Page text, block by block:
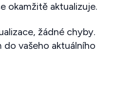
okamžitě aktualizuje.
žádné chyby.
vašeho aktuálního